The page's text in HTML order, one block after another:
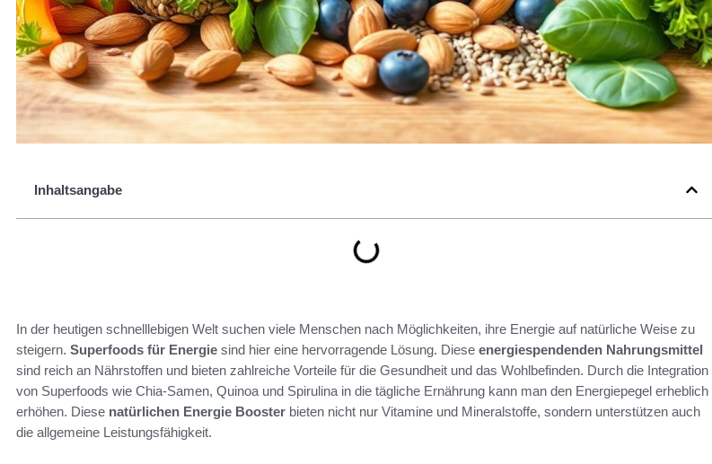
Inhaltsangabe
In der heutigen schnelllebigen Welt suchen viele Menschen nach Möglichkeiten, ihre Energie auf natürliche Weise zu
steigern. Superfoods für Energie sind hier eine hervorragende Lösung. Diese energiespendenden Nahrungsmittel
sind reich an Nährstoffen und bieten zahlreiche Vorteile für die Gesundheit und das Wohlbefinden. Durch die Integration
von Superfoods wie Chia-Samen, Quinoa und Spirulina in die tägliche Ernährung kann man den Energiepegel erheblich
erhöhen. Diese natürlichen Energie Booster bieten nicht nur Vitamine und Mineralstoffe, sondern unterstützen auch
die allgemeine Leistungsfähigkeit.